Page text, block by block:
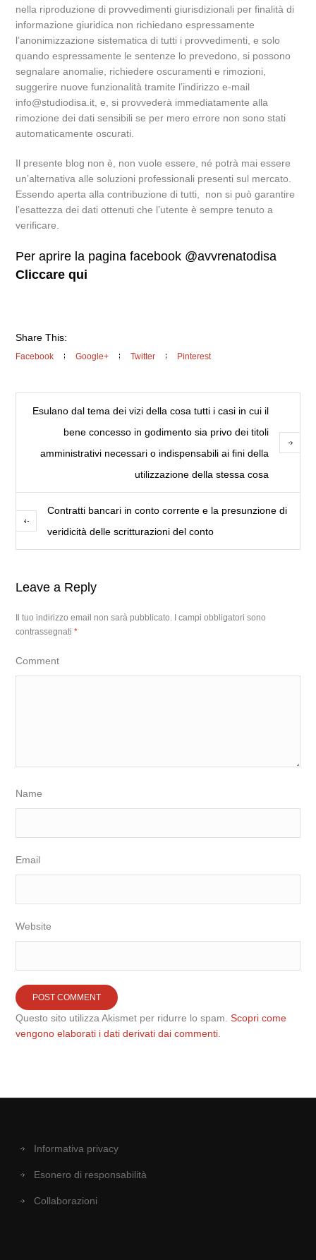
nella riproduzione di provvedimenti giurisdizionali per finalità di
informazione giuridica non richiedano espressamente
l’anonimizzazione sistematica di tutti i provvedimenti, e solo
quando espressamente le sentenze lo prevedono, si possono
segnalare anomalie, richiedere oscuramenti e rimozioni,
suggerire nuove funzionalità tramite l’indirizzo e-mail
info@studiodisa.it, e, si provvederà immediatamente alla
rimozione dei dati sensibili se per mero errore non sono stati
automaticamente oscurati.
Il presente blog non è, non vuole essere, né potrà mai essere
un’alternativa alle soluzioni professionali presenti sul mercato.
Essendo aperta alla contribuzione di tutti, non si può garantire
l’esattezza dei dati ottenuti che l’utente è sempre tenuto a
verificare.
Per aprire la pagina facebook @avvrenatodisa
Cliccare qui
Share This:
Facebook Google+ Twitter Pinterest
Esulano dal tema dei vizi della cosa tutti i casi in cui il
bene concesso in godimento sia privo dei titoli
amministrativi necessari o indispensabili ai fini della
utilizzazione della stessa cosa
Contratti bancari in conto corrente e la presunzione di
veridicità delle scritturazioni del conto
Leave a Reply
Il tuo indirizzo email non sarà pubblicato.
I campi obbligatori sono
contrassegnati*
Comment
Name
Email
Website
Questo sito utilizza Akismet per ridurre lo spam.Scopri come
vengono elaborati i dati derivati dai commenti
Informativa privacy
Esonero di responsabilità
Collaborazioni